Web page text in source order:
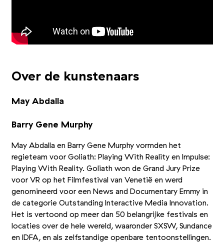
Over de kunstenaars
May Abdalla
Barry Gene Murphy
May Abdalla en Barry Gene Murphy vormden het
regieteam voor Goliath: Playing With Reality en Impulse:
Playing With Reality. Goliath won de Grand Jury Prize
voor VR op het Filmfestival van Venetië en werd
genomineerd voor een News and Documentary Emmy in
de categorie Outstanding Interactive Media Innovation.
Het is vertoond op meer dan 50 belangrijke festivals en
locaties over de hele wereld, waaronder SXSW, Sundance
en IDFA, en als zelfstandige openbare tentoonstellingen.